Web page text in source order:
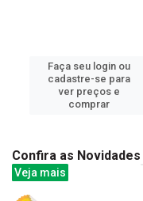
Faça seu login ou
cadastre-se para
ver preços e
comprar
Confira as Novidades
Veja mais